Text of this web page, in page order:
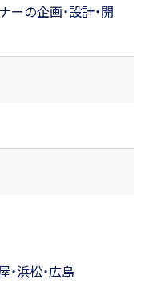
の企画・設計・開
・浜松・広島